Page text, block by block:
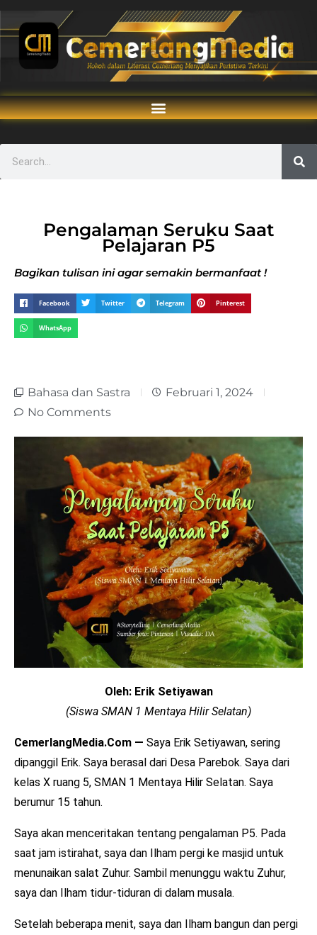
Pengalaman Seruku Saat
Pelajaran P5
Bagikan tulisan ini agar semakin bermanfaat !
Facebook Twitter Telegram Pinterest
WhatsApp
Bahasa dan Sastra
Februari 1, 2024
No Comments
Oleh: Erik Setiyawan
(Siswa SMAN 1 Mentaya Hilir Selatan)
CemerlangMedia.Com — Saya Erik Setiyawan, sering
dipanggil Erik. Saya berasal dari Desa Parebok. Saya dari
kelas X ruang 5, SMAN 1 Mentaya Hilir Selatan. Saya
berumur 15 tahun.
Saya akan menceritakan tentang pengalaman P5. Pada
saat jam istirahat, saya dan Ilham pergi ke masjid untuk
menunaikan salat Zuhur. Sambil menunggu waktu Zuhur,
saya dan Ilham tidur-tiduran di dalam musala.
Setelah beberapa menit, saya dan Ilham bangun dan pergi